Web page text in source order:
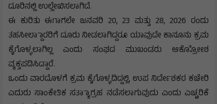
ದೂರಿನಲ್ಲಿ ಉಲ್ಲೇಖಿಸಲಾಗಿದೆ.
ಈ ಕುರಿತು ಈಗಾಗಲೇ ಜನವರಿ 20, 23 ಮತ್ತು 28, 2026 ರಂದು
ತಹಸೀಲ್ದಾಾರರಿಗೆ ದೂರು ನೀಡಲಾಗಿದ್ದರೂ ಯಾವುದೇ ಕಾನೂನು ಕ್ರಮ
ಕೈಗೊಳ್ಳಲಾಗಿಲ್ಲ ಎಂದು ಸಂಘದ ಮುಖಂಡರು ಆಕ್ರೋೋಶ
ವ್ಯಕ್ತಪಡಿಸಿದ್ದಾರೆ.
ಒಂದು ವಾರದೊಳಗೆ ಕ್ರಮ ಕೈಗೊಳ್ಳದಿದ್ದಲ್ಲಿ, ಉಪ ನಿರ್ದೇಶಕರ ಕಚೇರಿ
ಎದುರು ಸಾಂಕೇತಿಕ ಸತ್ಯಾಾಗ್ರಹ ನಡೆಸಲಾಗುವುದು ಎಂದು ಎಚ್ಚರಿಕೆ